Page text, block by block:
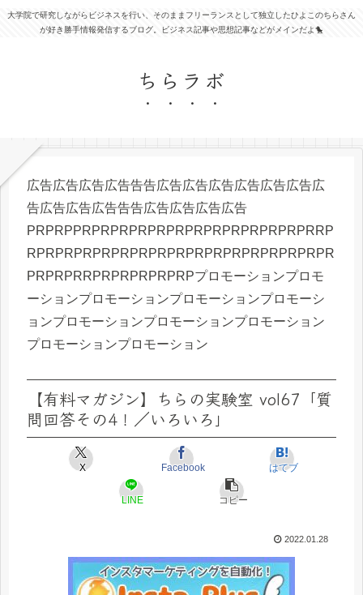
大学院で研究しながらビジネスを行い、そのままフリーランスとして独立したひよこのちらさん
が好き勝手情報発信するブログ。ビジネス記事や思想記事などがメインだよ🐤
ちらラボ
広告広告広告広告告告広告広告広告広告広告広告広
告広告広告広告告告広告広告広告広告
PRPRPPRPRPRPRPRPRPRPRPRPRPRPRPRRP
RPRPRPRPRPRPRPRPRPRPRPRPRPRPRPRPR
PRPRPRRPRPRPRPRPRPプロモーションプロモ
ーションプロモーションプロモーションプロモーシ
ョンプロモーションプロモーションプロモーション
プロモーションプロモーション
【有料マガジン】ちらの実験室 vol67「質
問回答その4！／いろいろ」
X Facebook はてブ
LINE コピー
2022.01.28